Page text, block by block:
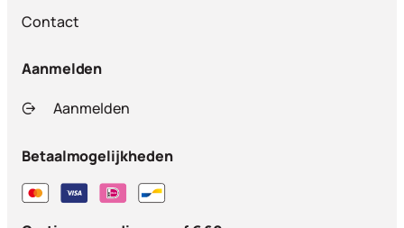
Contact
Aanmelden
Aanmelden
Betaalmogelijkheden